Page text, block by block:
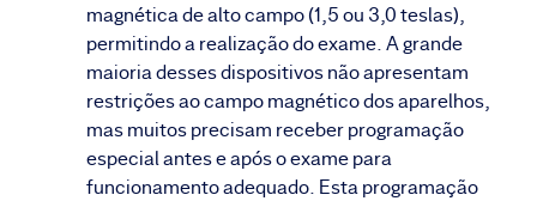
magnética de alto campo (1,5 ou 3,0 teslas),
permitindo a realização do exame. A grande
maioria desses dispositivos não apresentam
restrições ao campo magnético dos aparelhos,
mas muitos precisam receber programação
especial antes e após o exame para
funcionamento adequado. Esta programação